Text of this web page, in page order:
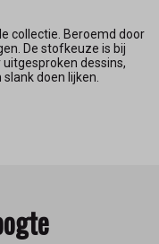
collectie. Beroemd door
De stofkeuze is bij
dessins,
doen lijken.